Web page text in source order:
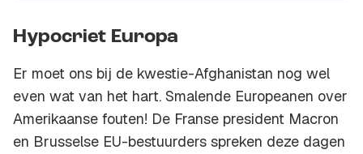
Hypocriet Europa
Er moet ons bij de kwestie-Afghanistan nog wel
even wat van het hart. Smalende Europeanen over
Amerikaanse fouten! De Franse president Macron
en Brusselse EU-bestuurders spreken deze dagen